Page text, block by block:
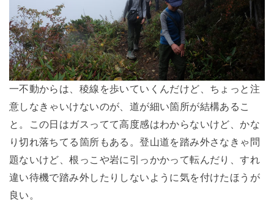
一不動からは、稜線を歩いていくんだけど、ちょっと注
意しなきゃいけないのが、道が細い箇所が結構あるこ
と。この日はガスってて高度感はわからないけど、かな
り切れ落ちてる箇所もある。登山道を踏み外さなきゃ問
題ないけど、根っこや岩に引っかかって転んだり、すれ
違い待機で踏み外したりしないように気を付けたほうが
良い。